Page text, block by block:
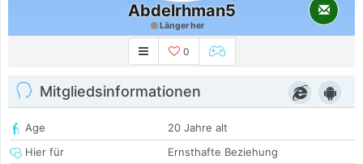
Abdelrhman5
Länger her
0
Mitgliedsinformationen
Age
20 Jahre alt
Hier für
Ernsthafte Beziehung